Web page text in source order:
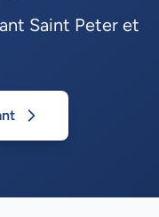
Saint Peter et